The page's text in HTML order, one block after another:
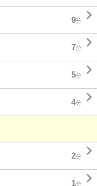
9分 
7分 
5分 
4分 
2分 
1分 